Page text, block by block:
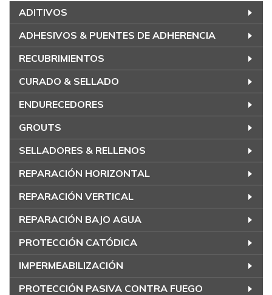
ADITIVOS
ADHESIVOS & PUENTES DE ADHERENCIA
RECUBRIMIENTOS
CURADO & SELLADO
ENDURECEDORES
GROUTS
SELLADORES & RELLENOS
REPARACIÓN HORIZONTAL
REPARACIÓN VERTICAL
REPARACIÓN BAJO AGUA
PROTECCIÓN CATÓDICA
IMPERMEABILIZACIÓN
PROTECCIÓN PASIVA CONTRA FUEGO